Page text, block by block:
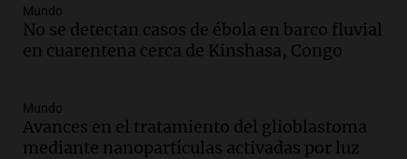
Una mañana para todos
Episodios
Audio.Casabindo se prepara para una
tradicional Toreo de la Vincha
Una mañana para todos
Episodios
Mundo
No se detectan casos de ébola en barco fluvial
en cuarentena cerca de Kinshasa, Congo
Mundo
Avances en el tratamiento del glioblastoma
mediante nanopartículas activadas por luz